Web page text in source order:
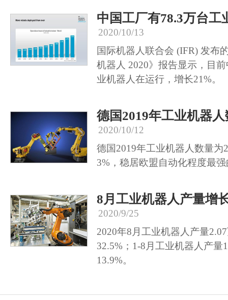
中国工厂有78.3万台工
2020/10/13
国际机器人联合会 (IFR) 发布
机器人 2020》报告显示，目
业机器人在运行，增长21%。
德国2019年工业机器
2020/10/12
德国2019年工业机器人数量为
3%，稳居欧盟自动化程度最
8月工业机器人产量增
2020/9/25
2020年8月工业机器人产量
32.5%；1-8月工业机器人产量
13.9%。